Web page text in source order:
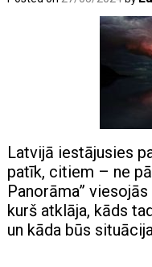
Latvijā iestājusies
patīk, citiem – ne
Panorāma”
kurš atklāja, kāds
un kāda būs